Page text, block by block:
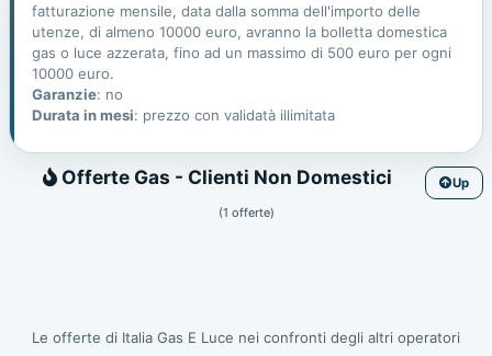
fatturazione mensile, data dalla somma dell'importo delle
utenze, di almeno 10000 euro, avranno la bolletta domestica
gas o luce azzerata, fino ad un massimo di 500 euro per ogni
10000 euro.
Garanzie: no
Durata in mesi: prezzo con validatà illimitata
Gas
Offerte Gas - Clienti Non Domestici
Up
(1 offerte)
Le offerte di Italia Gas E Luce nei confronti degli altri operatori